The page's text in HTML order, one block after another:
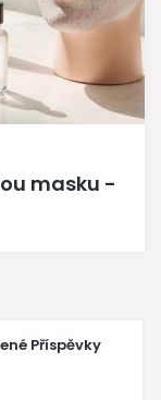
masku -
Příspěvky